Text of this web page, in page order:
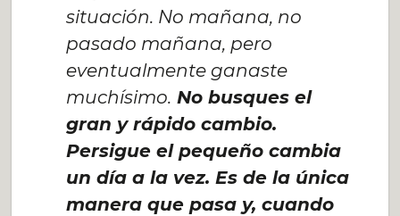
situación. No mañana, no
pasado mañana, pero
eventualmente ganaste
muchísimo. No busques el
gran y rápido cambio.
Persigue el pequeño cambia
un día a la vez. Es de la única
manera que pasa y, cuando